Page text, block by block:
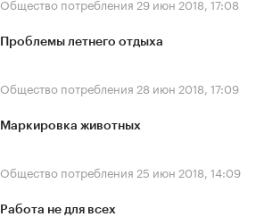
Общество потребления 29 июн 2018, 17:08
Проблемы летнего отдыха
Общество потребления 28 июн 2018, 17:09
Маркировка животных
Общество потребления 25 июн 2018, 14:09
Работа не для всех